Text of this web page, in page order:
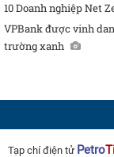
10 Doanh nghiệp Net
VPBank được vinh
trường xanh
Tạp chí điện tử Petro